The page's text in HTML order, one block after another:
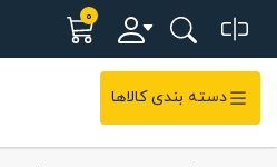
0
دسته بندی کالاها